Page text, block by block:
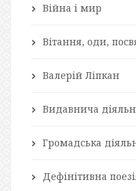
Війна і мир
Вітання, оди,
Валерій Ліпкан
Видавнича
Громадська
Дефінітивна